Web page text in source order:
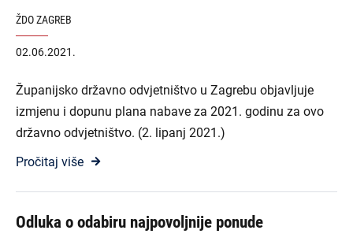
ŽDO ZAGREB
02.06.2021.
Županijsko državno odvjetništvo u Zagrebu objavljuje
izmjenu i dopunu plana nabave za 2021. godinu za ovo
državno odvjetništvo. (2. lipanj 2021.)
Pročitaj više
Odluka o odabiru najpovoljnije ponude